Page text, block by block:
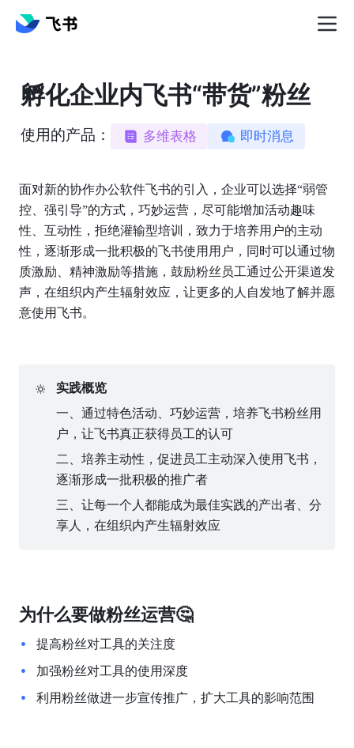
孵化企业内飞书“带货”粉丝
使用的产品： 多维表格 即时消息
面对新的协作办公软件飞书的引入，企业可以选择“弱管
控、强引导”的方式，巧妙运营，尽可能增加活动趣味
性、互动性，拒绝灌输型培训，致力于培养用户的主动
性，逐渐形成一批积极的飞书使用用户，同时可以通过物
质激励、精神激励等措施，鼓励粉丝员工通过公开渠道发
声，在组织内产生辐射效应，让更多的人自发地了解并愿
意使用飞书。
🔅
实践概览
一、通过特色活动、巧妙运营，培养飞书粉丝用
户，让飞书真正获得员工的认可
二、培养主动性，促进员工主动深入使用飞书，
逐渐形成一批积极的推广者
三、让每一个人都能成为最佳实践的产出者、分
享人，在组织内产生辐射效应
为什么要做粉丝运营🤔
提高粉丝对工具的关注度
加强粉丝对工具的使用深度
利用粉丝做进一步宣传推广，扩大工具的影响范围